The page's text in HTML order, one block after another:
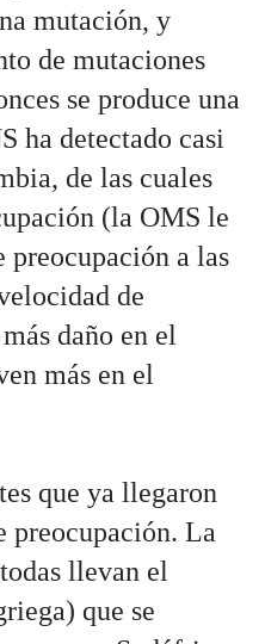
mutación, y
de mutaciones
se produce una
ha detectado casi
de las cuales
(la OMS le
preocupación a las
de
daño en el
más en el
que ya llegaron
preocupación. La
llevan el
que se